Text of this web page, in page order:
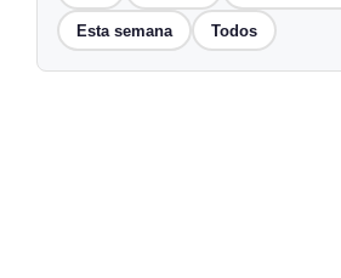
Esta semana Todos